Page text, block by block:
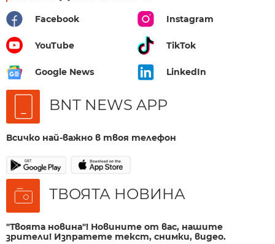
Facebook Instagram
YouTube TikTok
Google News LinkedIn
BNT NEWS APP
Всичко най-важно в твоя телефон
ТВОЯТА НОВИНА
"Твоята новина"! Новините от вас, нашите
зрители! Изпратете текст, снимки, видео.